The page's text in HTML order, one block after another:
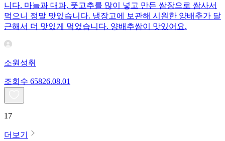
니다. 마늘과 대파, 풋고추를 많이 넣고 만든 쌈장으로 쌈사서
먹으니 정말 맛있습니다. 냉장고에 보관해 시원한 양배추가 달
근해서 더 맛있게 먹었습니다. 양배추쌈이 맛있어요.
소원성취
조회수 65826.08.01
17
더보기